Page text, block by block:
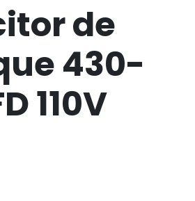
de
430-
110V